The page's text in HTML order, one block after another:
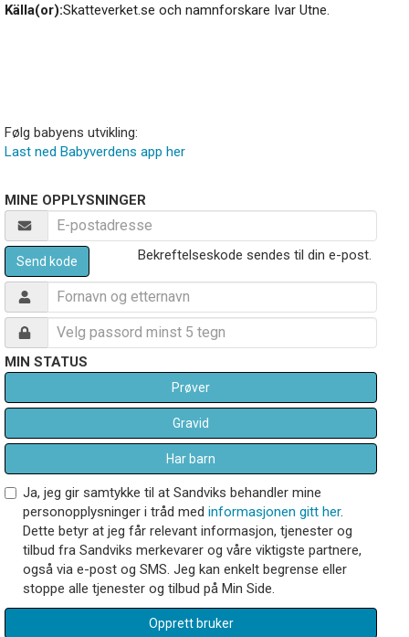
Källa(or):Skatteverket.se och namnforskare Ivar Utne.
Følg babyens utvikling:
Last ned Babyverdens app her
MINE OPPLYSNINGER
Send kode Bekreftelseskode sendes til din e-post.
MIN STATUS
Prøver
Gravid
Har barn
Ja, jeg gir samtykke til at Sandviks behandler mine
personopplysninger i tråd med informasjonen gitt her.
Dette betyr at jeg får relevant informasjon, tjenester og
tilbud fra Sandviks merkevarer og våre viktigste partnere,
også via e-post og SMS. Jeg kan enkelt begrense eller
stoppe alle tjenester og tilbud på Min Side.
Opprett bruker